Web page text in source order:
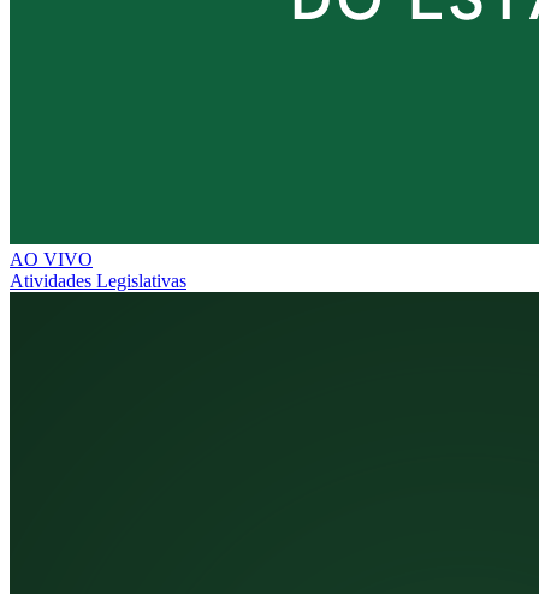
AO VIVO
Atividades Legislativas